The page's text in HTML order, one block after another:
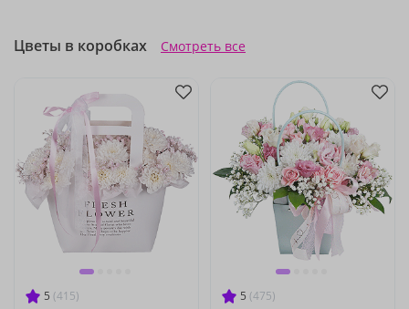
Цветы в коробках Смотреть все
5 (415) 5 (475)